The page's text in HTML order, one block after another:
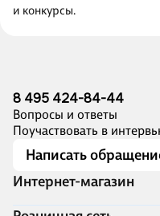
и конкурсы.
8 495 424-84-44
Вопросы и ответы
Поучаствовать в
Написать
Интернет-магазин
Акции